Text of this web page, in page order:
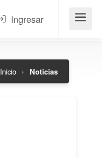
Ingresar Menú
Inicio Noticias